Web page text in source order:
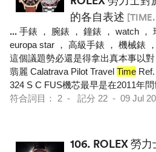
的各自表述
... 手錶 ， 腕錶 ， 鐘錶 ， watch ，
europa star ， 高級手錶 ， 機械錶 ，
這個議題勢必還是得拿出真本事以
翡麗 Calatrava Pilot Travel Time
324 S C FUS機芯最早是在2011年問
符合詞目： 2 - 記分 22 - 09 Jul
106. ROLEX 勞